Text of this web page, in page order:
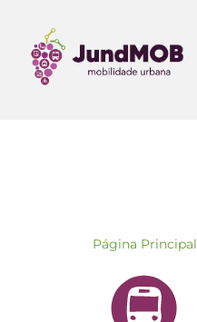
Página Principal